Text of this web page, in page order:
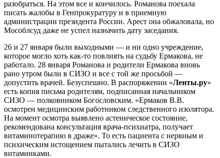
разобраться. На этом все и кончилось. Романова поехала
писать жалобы в Генпрокуратуру и в приемную
администрации президента России. Арест она обжаловала, но
Мособлсуд даже не успел назначить дату заседания.
26 и 27 января были выходными — и ни одно учреждение,
которое могло хоть как-то повлиять на судьбу Ермакова, не
работало. 28 января Романова и родители Ермакова вновь
рано утром были в СИЗО и все с той же просьбой —
допустить врачей. Безуспешно. В распоряжении «Ленты.ру»
есть копия письма родителям, подписанная начальником
СИЗО — полковником Богословским. «Ермаков В.В.
осмотрен медицинским работником следственного изолятора.
На момент осмотра выявлено астеническое состояние,
рекомендована консультация врача-психиатра, получает
витаминотерапию в драже». То есть пациента с нервным и
психическим истощением пытались лечить в СИЗО
витаминками.